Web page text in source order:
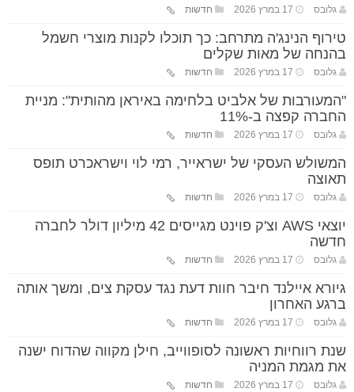
גלובס 17 במרץ 2026 חדשות
טירוף הנינג'ה מתרחב: כך תוכלו לקנות מוצרי חשמל
בהנחה של מאות שקלים
גלובס 17 במרץ 2026 חדשות
"המעורבות של אלביט בלחימה באיראן מהותית": מניית
החברה קפצה ב-11%
גלובס 17 במרץ 2026 חדשות
המשולש העסקי של ישראייר, רמי לוי וישראכרט תופס
תאוצה
גלובס 17 במרץ 2026 חדשות
יוצאי AWS וצ'ק פוינט מגייסים 42 מיליון דולר לחברה
חדשה
גלובס 17 במרץ 2026 חדשות
גיורא איילנד חיבר חוות דעת נגד עסקת צים, ומשך אותה
ברגע האחרון
גלובס 17 במרץ 2026 חדשות
שנת רווחיות ראשונה לסופווייב, חילן מקווה שהדוח ישנה
את מגמת המניה
גלובס 17 במרץ 2026 חדשות